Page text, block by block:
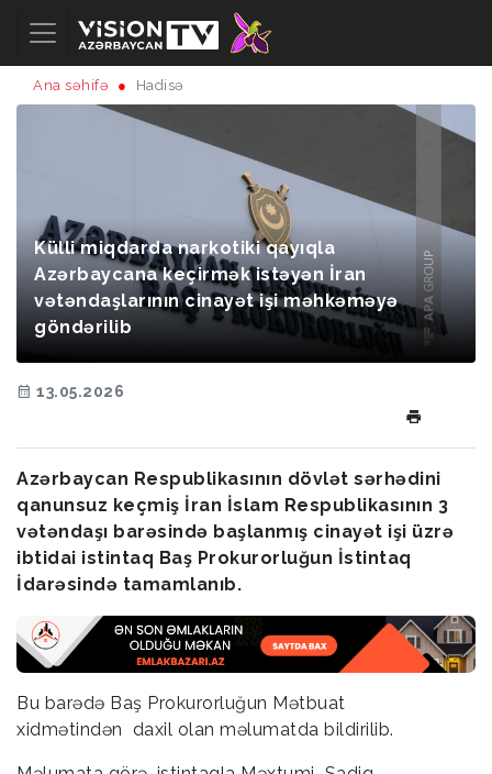
Ana səhifə Hadisə
Külli miqdarda narkotiki qayıqla
Azərbaycana keçirmək istəyən İran
vətəndaşlarının cinayət işi məhkəməyə
göndərilib
13.05.2026
Azərbaycan Respublikasının dövlət sərhədini
qanunsuz keçmiş İran İslam Respublikasının 3
vətəndaşı barəsində başlanmış cinayət işi üzrə
ibtidai istintaq Baş Prokurorluğun İstintaq
İdarəsində tamamlanıb.
Bu barədə Baş Prokurorluğun Mətbuat
xidmətindən daxil olan məlumatda bildirilib.